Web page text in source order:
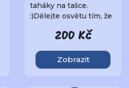
taháky na tašce.
:)Dělejte osvětu tím, že
200 Kč
Zobrazit